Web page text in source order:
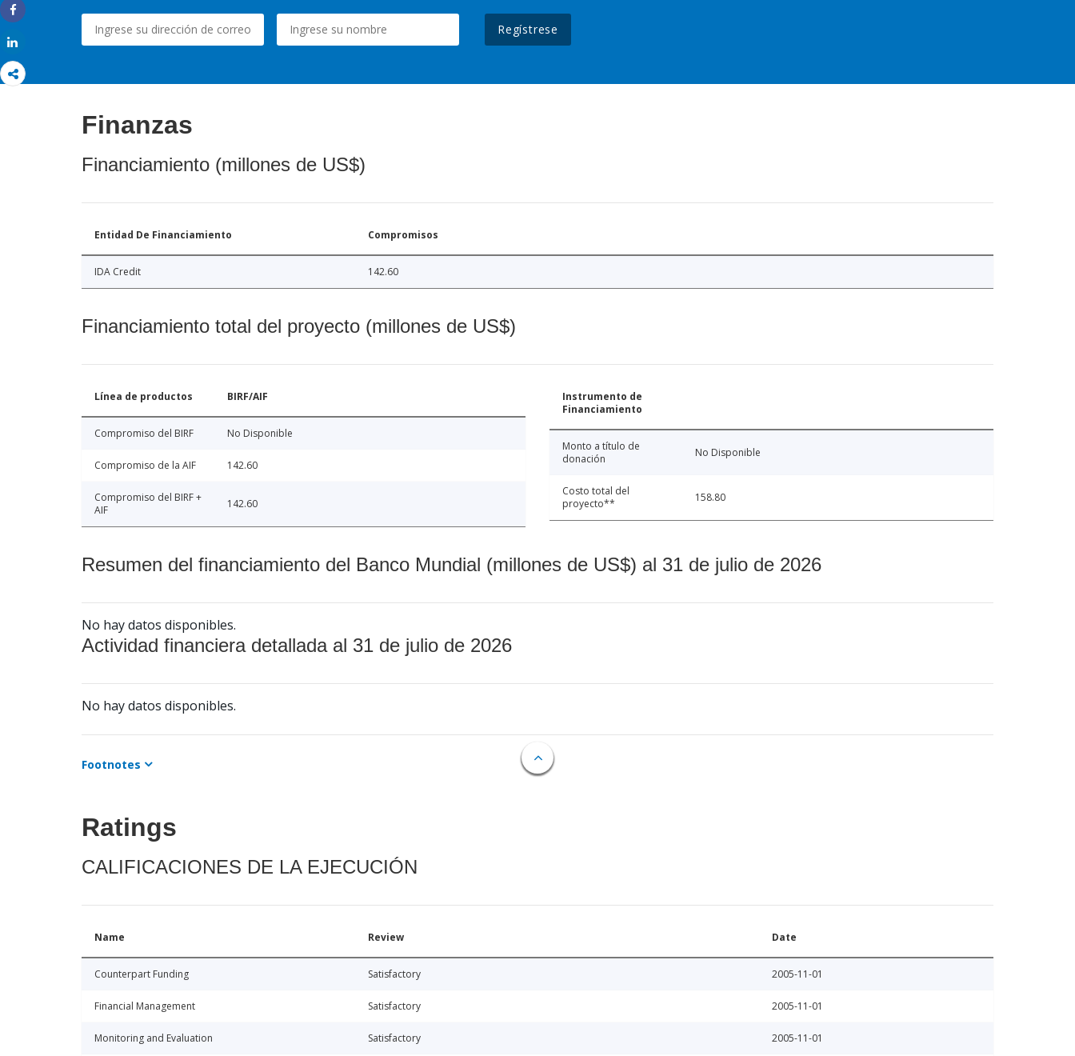
Share
Regístrese
Finanzas
Financiamiento (millones de US$)
Entidad De Financiamiento Compromisos
IDA Credit 142.60
Financiamiento total del proyecto (millones de US$)
Línea de productos BIRF/AIF
Compromiso del BIRF No Disponible
Compromiso de la AIF 142.60
Compromiso del BIRF +
AIF
142.60
Instrumento de
Financiamiento
Monto a título de
donación
No Disponible
Costo total del
proyecto**
158.80
Resumen del financiamiento del Banco Mundial (millones de US$) al 31 de julio de 2026
No hay datos disponibles.
Actividad financiera detallada al 31 de julio de 2026
No hay datos disponibles.
Footnotes
Ratings
CALIFICACIONES DE LA EJECUCIÓN
Name Review Date
Counterpart Funding Satisfactory 2005-11-01
Financial Management Satisfactory 2005-11-01
Monitoring and Evaluation Satisfactory 2005-11-01